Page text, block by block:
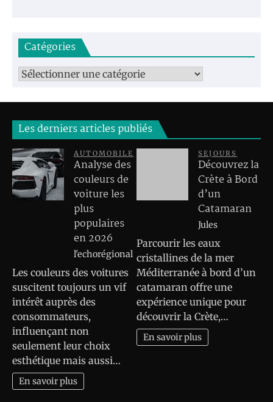
Catégories
Catégories
Les derniers articles publiés
AUTOMOBILE
Analyse des
couleurs de
voiture les
plus
populaires
en 2026
l'echorégional
Les couleurs des voitures
suscitent toujours un vif
intérêt auprès des
consommateurs,
influençant non
seulement leur choix
esthétique mais aussi…
En savoir plus
SEJOURS
Découvrez la
Crète à Bord
d’un
Catamaran
Jules
Parcourir les eaux
cristallines de la mer
Méditerranée à bord d’un
catamaran offre une
expérience unique pour
découvrir la Crète,…
En savoir plus